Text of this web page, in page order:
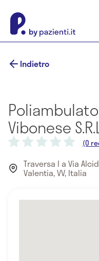
Indietro
Vibonese
(0
Traversa I a Via
Valentia, VV, Italia